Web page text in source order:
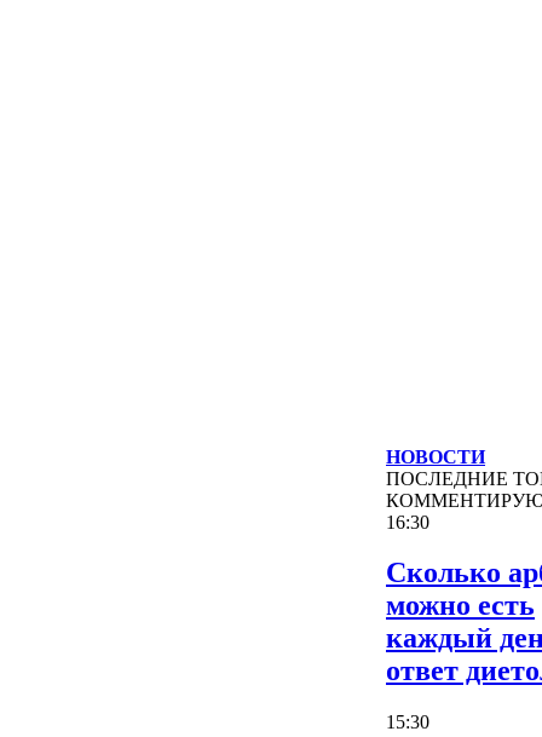
НОВОСТИ
ПОСЛЕДНИЕ
16:30
Сколько
можно есть
каждый
ответ
15:30